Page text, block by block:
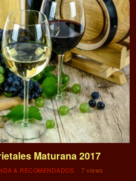
Maturana 2017
& RECOMENDADOS 7 views